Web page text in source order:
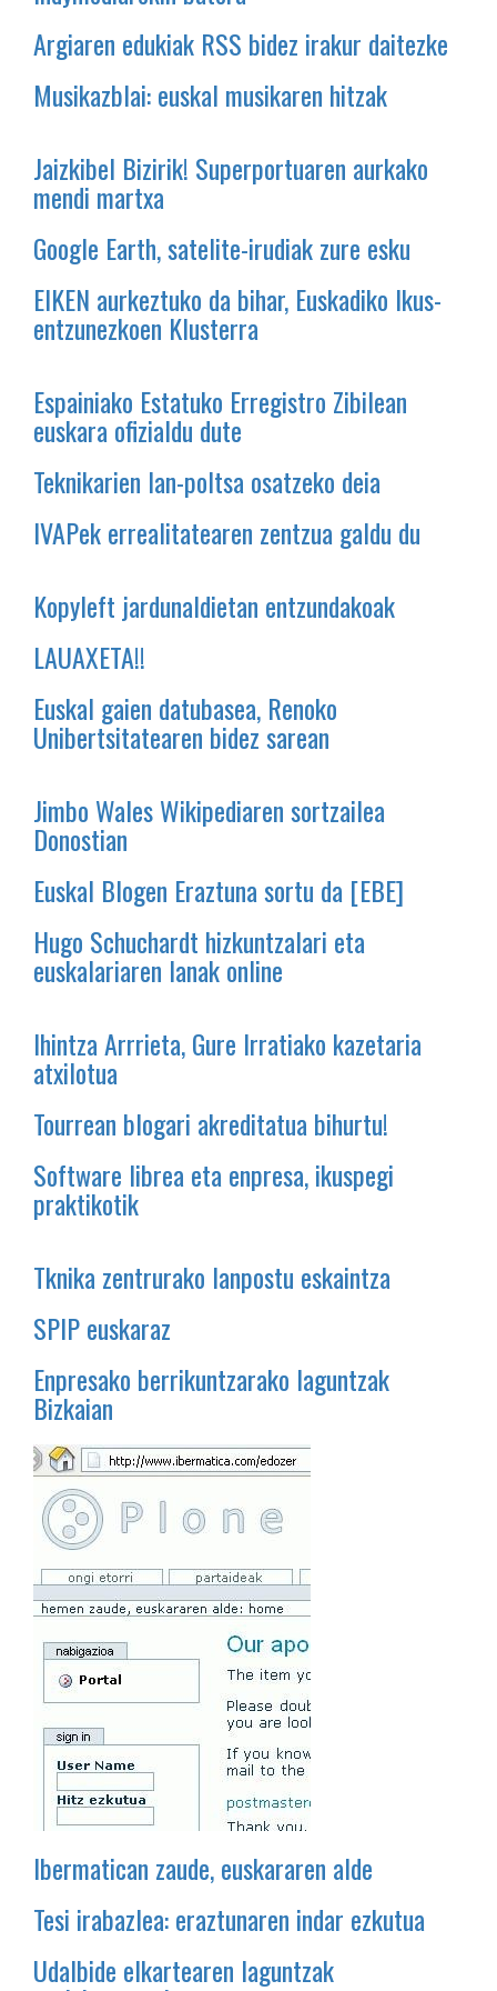
Argiaren edukiak RSS bidez irakur daitezke
Musikazblai: euskal musikaren hitzak
Jaizkibel Bizirik! Superportuaren aurkako
mendi martxa
Google Earth, satelite-irudiak zure esku
EIKEN aurkeztuko da bihar, Euskadiko Ikus-
entzunezkoen Klusterra
Espainiako Estatuko Erregistro Zibilean
euskara ofizialdu dute
Teknikarien lan-poltsa osatzeko deia
IVAPek errealitatearen zentzua galdu du
Kopyleft jardunaldietan entzundakoak
LAUAXETA!!
Euskal gaien datubasea, Renoko
Unibertsitatearen bidez sarean
Jimbo Wales Wikipediaren sortzailea
Donostian
Euskal Blogen Eraztuna sortu da [EBE]
Hugo Schuchardt hizkuntzalari eta
euskalariaren lanak online
Ihintza Arrrieta, Gure Irratiako kazetaria
atxilotua
Tourrean blogari akreditatua bihurtu!
Software librea eta enpresa, ikuspegi
praktikotik
Tknika zentrurako lanpostu eskaintza
SPIP euskaraz
Enpresako berrikuntzarako laguntzak
Bizkaian
Ibermatican zaude, euskararen alde
Tesi irabazlea: eraztunaren indar ezkutua
Udalbide elkartearen laguntzak